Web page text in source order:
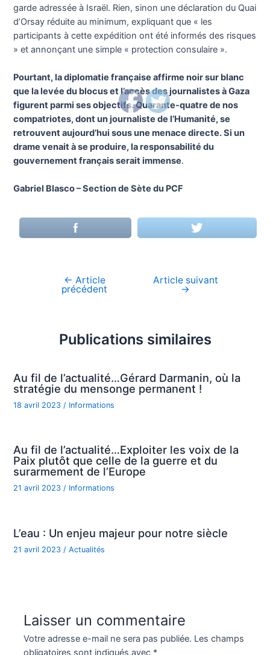
garde adressée à Israël. Rien, sinon une déclaration du Quai
d’Orsay réduite au minimum, expliquant que « les
participants à cette expédition ont été informés des risques
» et annonçant une simple « protection consulaire ».
Pourtant, la diplomatie française affirme noir sur blanc
que la levée du blocus et l’accès des journalistes à Gaza
figurent parmi ses objectifs. Quarante-quatre de nos
compatriotes, dont un journaliste de l’Humanité, se
retrouvent aujourd’hui sous une menace directe. Si un
drame venait à se produire, la responsabilité du
gouvernement français serait immense.
Gabriel Blasco – Section de Sète du PCF
Navigation
← Article
précédent
Article suivant
→
Publications similaires
Au fil de l’actualité…Gérard Darmanin, où la
stratégie du mensonge permanent !
18 avril 2023/ Informations
Au fil de l’actualité…Exploiter les voix de la
Paix plutôt que celle de la guerre et du
surarmement de l’Europe
21 avril 2023/ Informations
L’eau : Un enjeu majeur pour notre siècle
21 avril 2023 /Actualités
Laisser un commentaire
Votre adresse e-mail ne sera pas publiée. Les champs
obligatoires sont indiqués avec *